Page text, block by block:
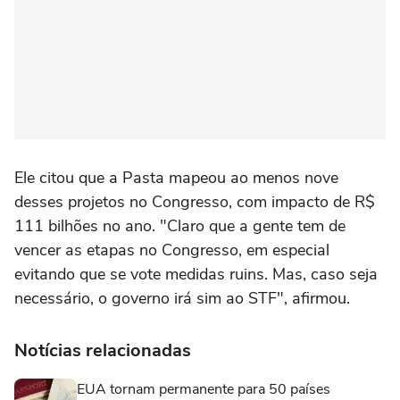
Ele citou que a Pasta mapeou ao menos nove
desses projetos no Congresso, com impacto de R$
111 bilhões no ano. "Claro que a gente tem de
vencer as etapas no Congresso, em especial
evitando que se vote medidas ruins. Mas, caso seja
necessário, o governo irá sim ao STF", afirmou.
Notícias relacionadas
EUA tornam permanente para 50 países